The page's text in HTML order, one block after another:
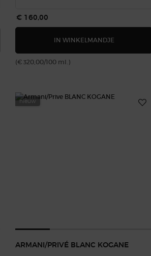
SANTAL DAN SHA
€ 160,00
IN WINKELMANDJE
(€ 320,00/100 ml.)
nieuw
ARMANI/PRIVÉ BLANC KOGANE